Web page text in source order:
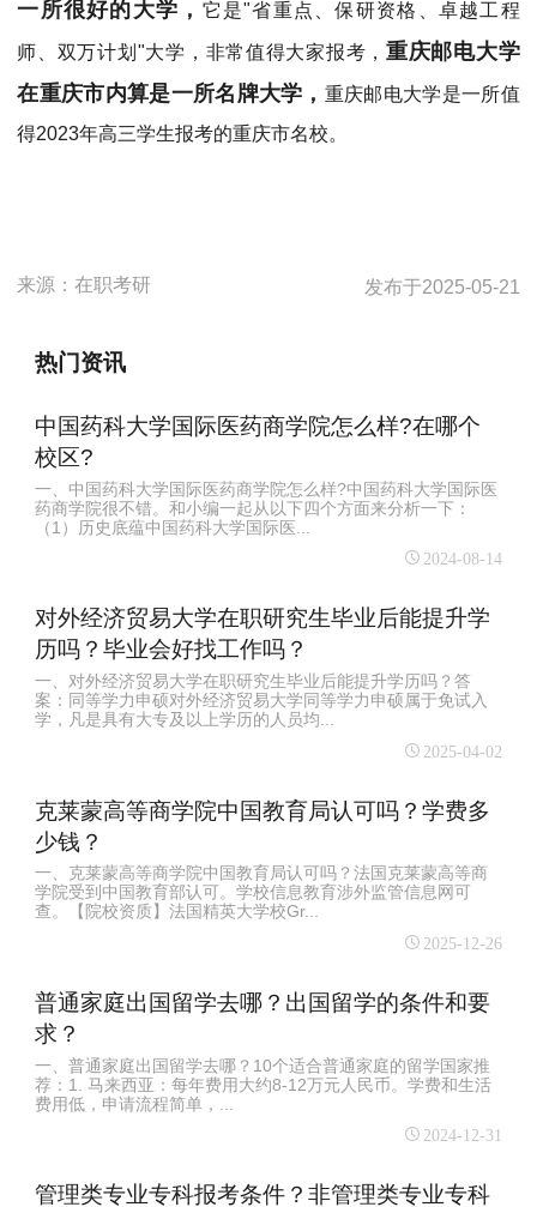
一所很好的大学， 它是"省重点、保研资格、卓越工程
师、双万计划"大学，非常值得大家报考，重庆邮电大学
在重庆市内算是一所名牌大学， 重庆邮电大学是一所值
得2023年高三学生报考的重庆市名校。
来源：在职考研 发布于2025-05-21
热门资讯
中国药科大学国际医药商学院怎么样?在哪个
校区?
一、中国药科大学国际医药商学院怎么样?中国药科大学国际医
药商学院很不错。和小编一起从以下四个方面来分析一下：
（1）历史底蕴中国药科大学国际医...
2024-08-14
对外经济贸易大学在职研究生毕业后能提升学
历吗？毕业会好找工作吗？
一、对外经济贸易大学在职研究生毕业后能提升学历吗？答
案：同等学力申硕对外经济贸易大学同等学力申硕属于免试入
学，凡是具有大专及以上学历的人员均...
2025-04-02
克莱蒙高等商学院中国教育局认可吗？学费多
少钱？
一、克莱蒙高等商学院中国教育局认可吗？法国克莱蒙高等商
学院受到中国教育部认可。学校信息教育涉外监管信息网可
查。【院校资质】法国精英大学校Gr...
2025-12-26
普通家庭出国留学去哪？出国留学的条件和要
求？
一、普通家庭出国留学去哪？10个适合普通家庭的留学国家推
荐：1. 马来西亚：每年费用大约8-12万元人民币。学费和生活
费用低，申请流程简单，...
2024-12-31
管理类专业专科报考条件？非管理类专业专科